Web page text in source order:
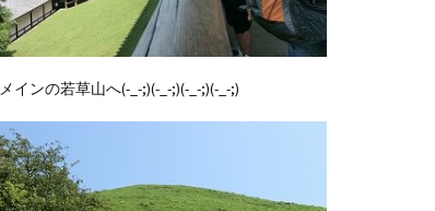
メインの若草山へ(-_-;)(-_-;)(-_-;)(-_-;)